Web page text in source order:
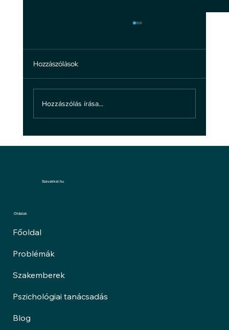
Hozzászólások
Hozzászólás írása...
Szavakkal.hu
Oldalak
Főoldal
Problémák
Szakemberek
Pszichológiai tanácsadás
Blog